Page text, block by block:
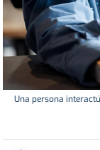
Una persona